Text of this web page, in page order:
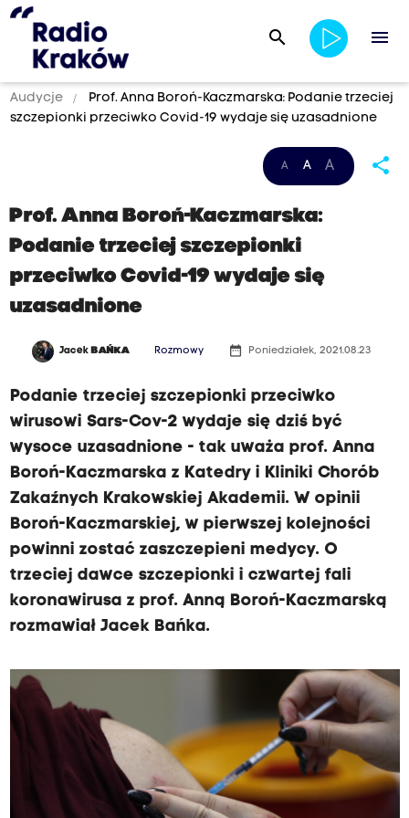
search menu
Audycje
Prof. Anna Boroń-Kaczmarska: Podanie trzeciej
szczepionki przeciwko Covid-19 wydaje się uzasadnione
A A A share
Prof. Anna Boroń-Kaczmarska:
Podanie trzeciej szczepionki
przeciwko Covid-19 wydaje się
uzasadnione
Jacek BAŃKA Rozmowy date_range Poniedziałek, 2021.08.23
Podanie trzeciej szczepionki przeciwko
wirusowi Sars-Cov-2 wydaje się dziś być
wysoce uzasadnione - tak uważa prof. Anna
Boroń-Kaczmarska z Katedry i Kliniki Chorób
Zakaźnych Krakowskiej Akademii. W opinii
Boroń-Kaczmarskiej, w pierwszej kolejności
powinni zostać zaszczepieni medycy. O
trzeciej dawce szczepionki i czwartej fali
koronawirusa z prof. Anną Boroń-Kaczmarską
rozmawiał Jacek Bańka.